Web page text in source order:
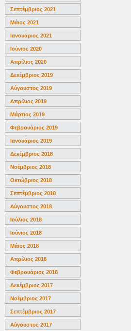
Σεπτέμβριος 2021
Μάιος 2021
Ιανουάριος 2021
Ιούνιος 2020
Απρίλιος 2020
Δεκέμβριος 2019
Αύγουστος 2019
Απρίλιος 2019
Μάρτιος 2019
Φεβρουάριος 2019
Ιανουάριος 2019
Δεκέμβριος 2018
Νοέμβριος 2018
Οκτώβριος 2018
Σεπτέμβριος 2018
Αύγουστος 2018
Ιούλιος 2018
Ιούνιος 2018
Μάιος 2018
Απρίλιος 2018
Φεβρουάριος 2018
Δεκέμβριος 2017
Νοέμβριος 2017
Σεπτέμβριος 2017
Αύγουστος 2017